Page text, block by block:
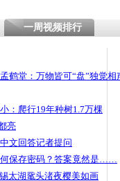
一周视频排行
鹤堂：万物皆可“盘”独觉相
：爬行19年种树1.7万棵
亮
文回答记者提问
保存密码？答案竟然是……
太湖鼋头渚夜樱美如画